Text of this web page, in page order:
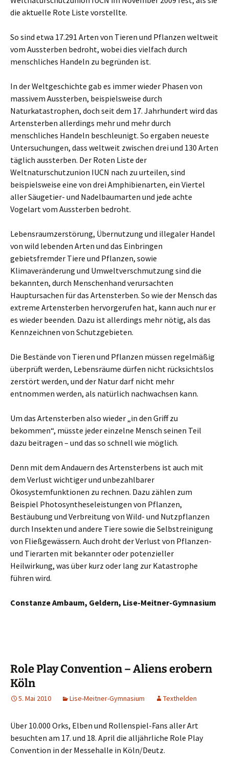
die aktuelle Rote Liste vorstellte.
So sind etwa 17.291 Arten von Tieren und Pflanzen weltweit
vom Aussterben bedroht, wobei dies vielfach durch
menschliches Handeln zu begründen ist.
In der Weltgeschichte gab es immer wieder Phasen von
massivem Aussterben, beispielsweise durch
Naturkatastrophen, doch seit dem 17. Jahrhundert wird das
Artensterben allerdings mehr und mehr durch
menschliches Handeln beschleunigt. So ergaben neueste
Untersuchungen, dass weltweit zwischen drei und 130 Arten
täglich aussterben. Der Roten Liste der
Weltnaturschutzunion IUCN nach zu urteilen, sind
beispielsweise eine von drei Amphibienarten, ein Viertel
aller Säugetier- und Nadelbaumarten und jede achte
Vogelart vom Aussterben bedroht.
Lebensraumzerstörung, Übernutzung und illegaler Handel
von wild lebenden Arten und das Einbringen
gebietsfremder Tiere und Pflanzen, sowie
Klimaveränderung und Umweltverschmutzung sind die
bekannten, durch Menschenhand verursachten
Hauptursachen für das Artensterben. So wie der Mensch das
extreme Artensterben hervorgerufen hat, kann auch nur er
es wieder beenden. Dazu ist allerdings mehr nötig, als das
Kennzeichnen von Schutzgebieten.
Die Bestände von Tieren und Pflanzen müssen regelmäßig
überprüft werden, Lebensräume dürfen nicht rücksichtslos
zerstört werden, und der Natur darf nicht mehr
entnommen werden, als natürlich nachwachsen kann.
Um das Artensterben also wieder „in den Griff zu
bekommen“, müsste jeder einzelne Mensch seinen Teil
dazu beitragen – und das so schnell wie möglich.
Denn mit dem Andauern des Artensterbens ist auch mit
dem Verlust wichtiger und unbezahlbarer
Ökosystemfunktionen zu rechnen. Dazu zählen zum
Beispiel Photosyntheseleistungen von Pflanzen,
Bestäubung und Verbreitung von Wild- und Nutzpflanzen
durch Insekten und andere Tiere sowie die Selbstreinigung
von Fließgewässern. Auch droht der Verlust von Pflanzen-
und Tierarten mit bekannter oder potenzieller
Heilwirkung, was über kurz oder lang zur Katastrophe
führen wird.
Constanze Ambaum, Geldern, Lise-Meitner-Gymnasium
Role Play Convention – Aliens erobern
Köln
5. Mai 2010 Lise-Meitner-Gymnasium Texthelden
Über 10.000 Orks, Elben und Rollenspiel-Fans aller Art
besuchten am 17. und 18. April die alljährliche Role Play
Convention in der Messehalle in Köln/Deutz.